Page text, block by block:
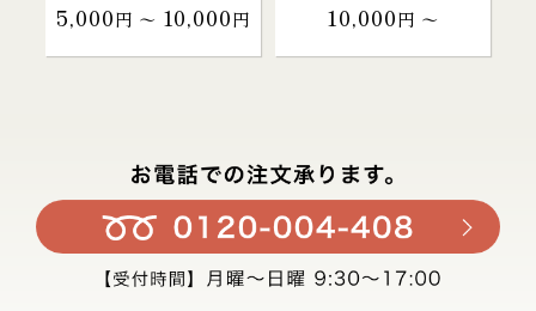
5,000円 〜 10,000円 10,000円 〜